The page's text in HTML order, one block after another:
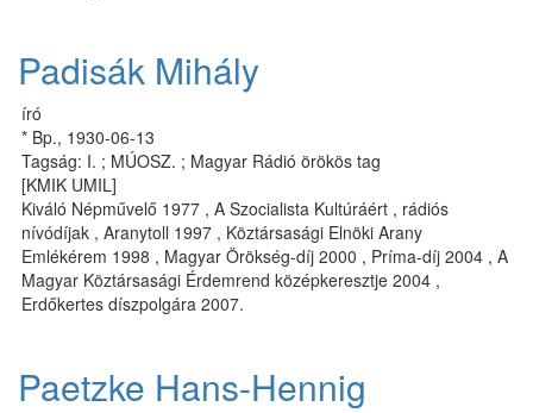
Padisák Mihály
író
* Bp., 1930-06-13
Tagság: I. ; MÚOSZ. ; Magyar Rádió örökös tag
[KMIK UMIL]
Kiváló Népművelő 1977 , A Szocialista Kultúráért , rádiós
nívódíjak , Aranytoll 1997 , Köztársasági Elnöki Arany
Emlékérem 1998 , Magyar Örökség-díj 2000 , Príma-díj 2004 , A
Magyar Köztársasági Érdemrend középkeresztje 2004 ,
Erdőkertes díszpolgára 2007.
Paetzke Hans-Hennig